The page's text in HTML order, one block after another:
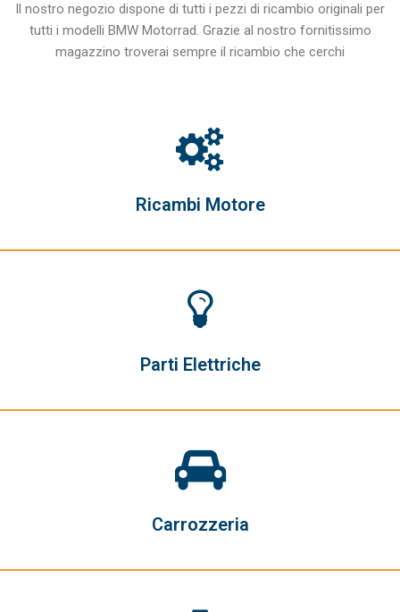
Il nostro negozio dispone di tutti i pezzi di ricambio originali per
tutti i modelli BMW Motorrad. Grazie al nostro fornitissimo
magazzino troverai sempre il ricambio che cerchi
Ricambi Motore
Parti Elettriche
Carrozzeria